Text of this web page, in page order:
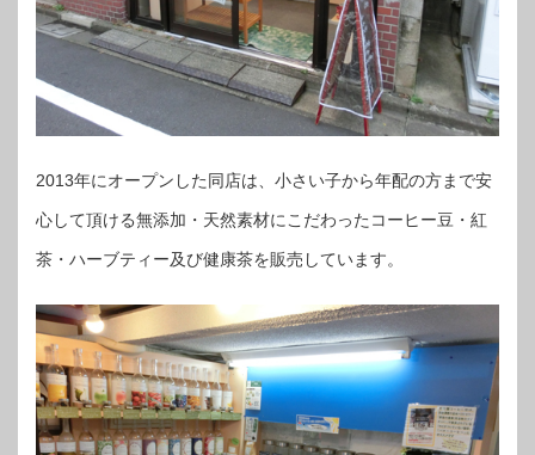
2013年にオープンした同店は、小さい子から年配の方まで安
心して頂ける無添加・天然素材にこだわったコーヒー豆・紅
茶・ハーブティー及び健康茶を販売しています。